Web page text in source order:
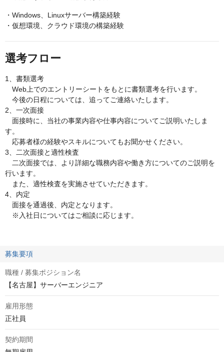
・Windows、Linuxサーバー構築経験
・仮想環境、クラウド環境の構築経験
選考フロー
1、書類選考
Web上でのエントリーシートをもとに書類選考を行います。
今後の日程については、追ってご連絡いたします。
2、一次面接
面接時に、当社の事業内容や仕事内容についてご説明いたしま
す。
応募者様の経験やスキルについてもお聞かせください。
3、二次面接と適性検査
二次面接では、より詳細な職務内容や働き方についてのご説明を
行います。
また、適性検査を実施させていただきます。
4、内定
面接を通過後、内定となります。
※入社日についてはご相談に応じます。
募集要項
職種 / 募集ポジション名
【名古屋】サーバーエンジニア
雇用形態
正社員
契約期間